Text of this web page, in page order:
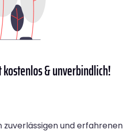
& unverbindlich!
zuverlässigen und erfahrenen